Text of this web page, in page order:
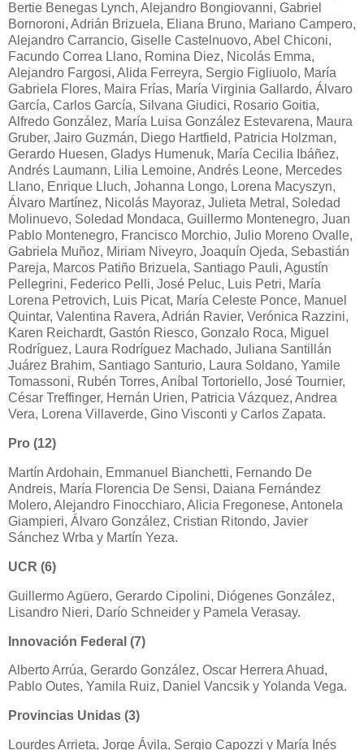
Bertie Benegas Lynch, Alejandro Bongiovanni, Gabriel
Bornoroni, Adrián Brizuela, Eliana Bruno, Mariano Campero,
Alejandro Carrancio, Giselle Castelnuovo, Abel Chiconi,
Facundo Correa Llano, Romina Diez, Nicolás Emma,
Alejandro Fargosi, Alida Ferreyra, Sergio Figliuolo, María
Gabriela Flores, Maira Frías, María Virginia Gallardo, Álvaro
García, Carlos García, Silvana Giudici, Rosario Goitia,
Alfredo González, María Luisa González Estevarena, Maura
Gruber, Jairo Guzmán, Diego Hartfield, Patricia Holzman,
Gerardo Huesen, Gladys Humenuk, María Cecilia Ibáñez,
Andrés Laumann, Lilia Lemoine, Andrés Leone, Mercedes
Llano, Enrique Lluch, Johanna Longo, Lorena Macyszyn,
Álvaro Martínez, Nicolás Mayoraz, Julieta Metral, Soledad
Molinuevo, Soledad Mondaca, Guillermo Montenegro, Juan
Pablo Montenegro, Francisco Morchio, Julio Moreno Ovalle,
Gabriela Muñoz, Miriam Niveyro, Joaquín Ojeda, Sebastián
Pareja, Marcos Patiño Brizuela, Santiago Pauli, Agustín
Pellegrini, Federico Pelli, José Peluc, Luis Petri, María
Lorena Petrovich, Luis Picat, María Celeste Ponce, Manuel
Quintar, Valentina Ravera, Adrián Ravier, Verónica Razzini,
Karen Reichardt, Gastón Riesco, Gonzalo Roca, Miguel
Rodríguez, Laura Rodríguez Machado, Juliana Santillán
Juárez Brahim, Santiago Santurio, Laura Soldano, Yamile
Tomassoni, Rubén Torres, Aníbal Tortoriello, José Tournier,
César Treffinger, Hernán Urien, Patricia Vázquez, Andrea
Vera, Lorena Villaverde, Gino Visconti y Carlos Zapata.
Pro (12)
Martín Ardohain, Emmanuel Bianchetti, Fernando De
Andreis, María Florencia De Sensi, Daiana Fernández
Molero, Alejandro Finocchiaro, Alicia Fregonese, Antonela
Giampieri, Álvaro González, Cristian Ritondo, Javier
Sánchez Wrba y Martín Yeza.
UCR (6)
Guillermo Agüero, Gerardo Cipolini, Diógenes González,
Lisandro Nieri, Darío Schneider y Pamela Verasay.
Innovación Federal (7)
Alberto Arrúa, Gerardo González, Oscar Herrera Ahuad,
Pablo Outes, Yamila Ruiz, Daniel Vancsik y Yolanda Vega.
Provincias Unidas (3)
Lourdes Arrieta, Jorge Ávila, Sergio Capozzi y María Inés